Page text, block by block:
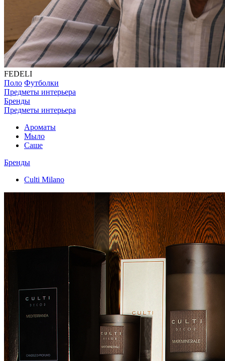
FEDELI
Поло Футболки
Предметы интерьера
Бренды
Предметы интерьера
Ароматы
Мыло
Саше
Бренды
Culti Milano